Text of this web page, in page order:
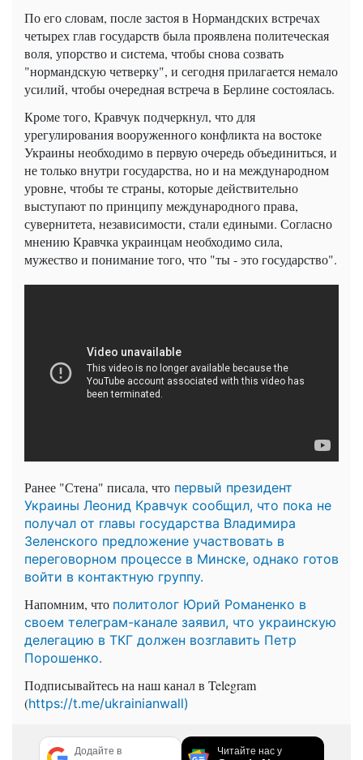
По его словам, после застоя в Нормандских встречах
четырех глав государств была проявлена политеческая
воля, упорство и система, чтобы снова созвать
"нормандскую четверку", и сегодня прилагается немало
усилий, чтобы очередная встреча в Берлине состоялась.
Кроме того, Кравчук подчеркнул, что для
урегулирования вооруженного конфликта на востоке
Украины необходимо в первую очередь объединиться, и
не только внутри государства, но и на международном
уровне, чтобы те страны, которые действительно
выступают по принципу международного права,
сувернитета, независимости, стали едиными. Согласно
мнению Кравчка украинцам необходимо сила,
мужество и понимание того, что "ты - это государство".
Ранее "Стена" писала, что первый президент
Украины Леонид Кравчук сообщил, что пока не
получал от главы государства Владимира
Зеленского предложение участвовать в
переговорном процессе в Минске, однако готов
войти в контактную группу.
Напомним, что политолог Юрий Романенко в
своем телеграм-канале заявил, что украинскую
делегацию в ТКГ должен возглавить Петр
Порошенко.
Подписывайтесь на наш канал в Telegram
(https://t.me/ukrainianwall)
Додайте в Читайте нас у